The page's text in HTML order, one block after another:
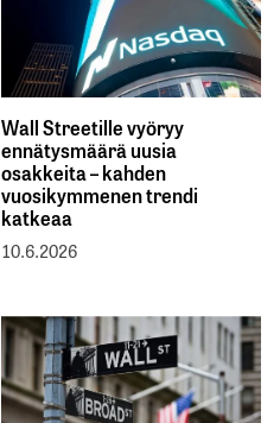
Wall Streetille vyöryy
ennätysmäärä uusia
osakkeita – kahden
vuosikymmenen trendi
katkeaa
10.6.2026